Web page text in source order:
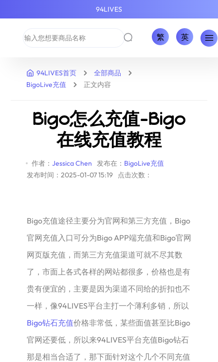
94LIVES
繁 英
94LIVES首页
全部商品
BigoLive充值
正文内容
Bigo怎么充值-Bigo
在线充值教程
作者： Jessica Chen 发布在： BigoLive充值
发布时间：2025-01-07 15:19
点击次数：
Bigo充值途径主要分为官网和第三方充值，Bigo
官网充值入口可分为Bigo APP端充值和Bigo官网
网页版充值，而第三方充值渠道可就不尽其数
了，市面上各式各样的网站都很多，价格也是有
贵有便宜的，主要是因为渠道不同给的折扣也不
一样，像94LIVES平台主打一个薄利多销，所以
Bigo钻石充值价格非常低，某些面值甚至比Bigo
官网还要低，所以来94LIVES平台充值Bigo钻石
那是相当合适了，那下面针对这个几个不同充值